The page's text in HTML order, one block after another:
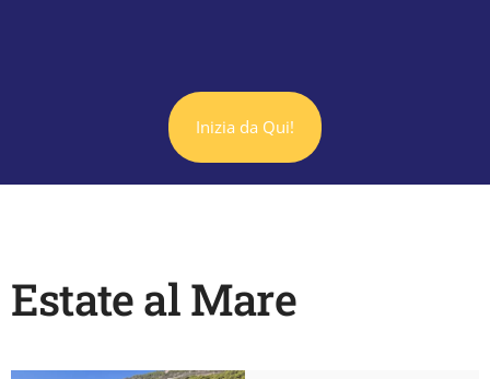
Inizia da Qui!
Estate al Mare